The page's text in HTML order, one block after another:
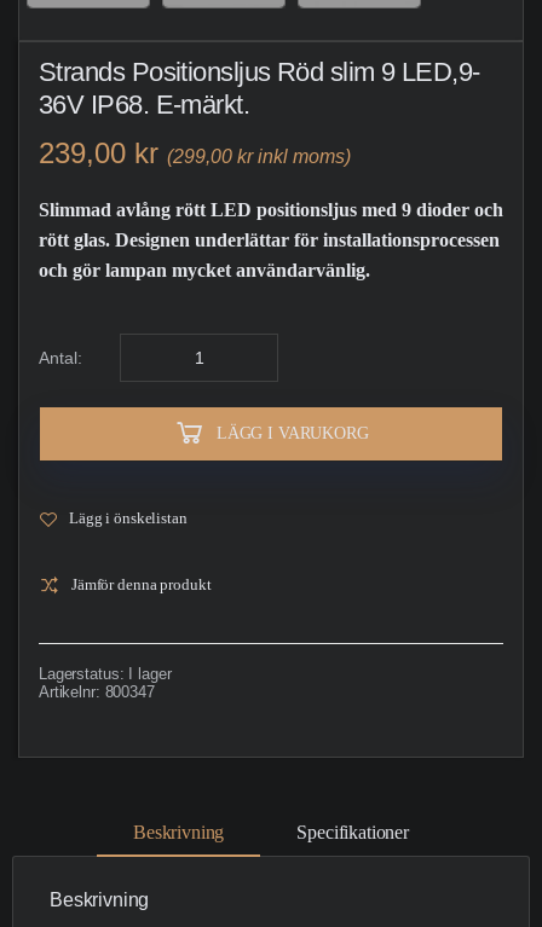
Strands Positionsljus Röd slim 9 LED,9-
36V IP68. E-märkt.
239,00 kr (299,00 kr inkl moms)
Slimmad avlång rött LED positionsljus med 9 dioder och
rött glas. Designen underlättar för installationsprocessen
och gör lampan mycket användarvänlig.
Antal:
LÄGG I VARUKORG
Lägg i önskelistan
Jämför denna produkt
Lagerstatus:
I lager
Artikelnr: 800347
Beskrivning Specifikationer
Beskrivning